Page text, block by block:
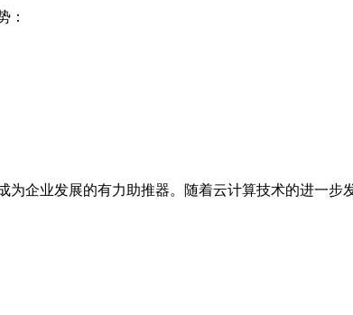
：
企业发展的有力助推器。随着云计算技术的进一